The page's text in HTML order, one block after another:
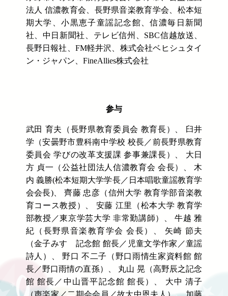
法人 信濃教育会、長野県音楽教育学会、松本短
期大学、小黒恵子童謡記念館、信濃毎日新聞
社、中日新聞社、テレビ信州、SBC信越放送、
長野日報社、FM軽井沢、株式会社ベヒシュタイ
ン・ジャパン、FineAllies株式会社
参与
武田 育夫（長野県教育委員会 教育長）、 臼井
学（安曇野市豊科南中学校 校長／前長野県教育
委員会 学びの改革支援課 参事兼課長）、 大日
方 貞一（公益社団法人信濃教育会 会長）、 木
内 義勝(松本短期大学学長／日本唱歌童謡教育学
会会長)、 齊藤 忠彦（信州大学 教育学部音楽教
育コース教授）、 安藤 江里（松本大学 教育学
部教授／東京学芸大学 非常勤講師）、 牛越 雅
紀（長野県音楽教育学会 会長）、 矢崎 節夫
（金子みすゞ記念館 館長／児童文学作家／童謡
詩人）、 野口 不二子（野口雨情生家資料館 館
長／野口雨情の直孫）、 丸山 晃（高野辰之記念
館 館長／中山晋平記念館 館長）、 大中 清子
（声楽家／二期会会員／故大中恩夫人）、 加藤